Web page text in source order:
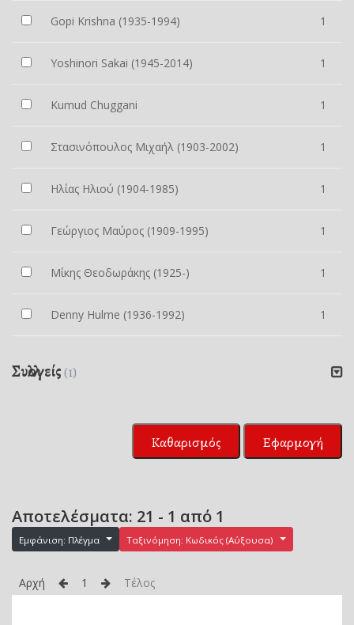
Gopi Krishna (1935-1994) 1
Yoshinori Sakai (1945-2014) 1
Kumud Chuggani 1
Στασινόπουλος Μιχαήλ (1903-2002) 1
Ηλίας Ηλιού (1904-1985) 1
Γεώργιος Μαύρος (1909-1995) 1
Μίκης Θεοδωράκης (1925-) 1
Denny Hulme (1936-1992) 1
Συλλογείς (1)
Καθαρισμός Εφαρμογή
Αποτελέσματα: 21 - 1 από 1
Εμφάνιση: Πλέγμα Ταξινόμηση: Κωδικός (Αύξουσα)
Αρχή 1 Τέλος